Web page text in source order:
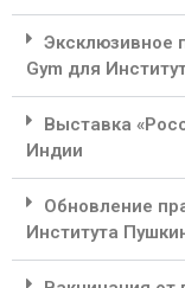
Эксклюзивное
Gym для
Выставка
Индии
Обновление
Института